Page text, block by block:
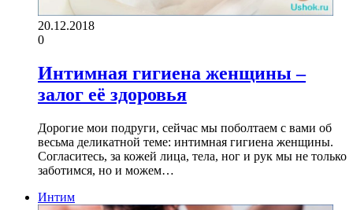
20.12.2018
0
Интимная гигиена женщины –
залог её здоровья
Дорогие мои подруги, сейчас мы поболтаем с вами об
весьма деликатной теме: интимная гигиена женщины.
Согласитесь, за кожей лица, тела, ног и рук мы не только
заботимся, но и можем…
Интим